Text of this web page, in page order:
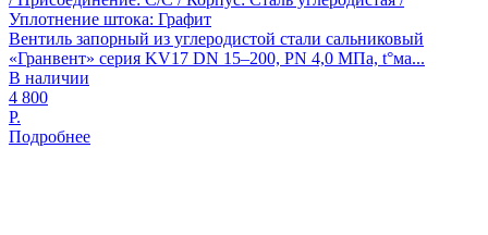
Уплотнение штока: Графит
Вентиль запорный из углеродистой стали сальниковый
«Гранвент» серия KV17 DN 15–200, PN 4,0 МПа, t°ма...
В наличии
4 800
Р.
Подробнее